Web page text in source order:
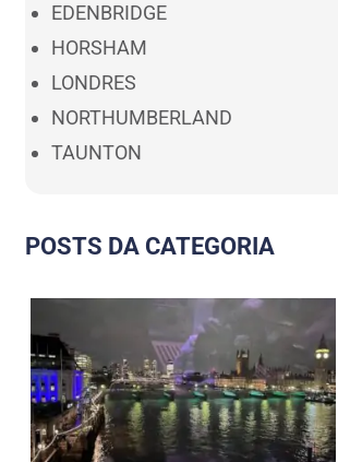
EDENBRIDGE
HORSHAM
LONDRES
NORTHUMBERLAND
TAUNTON
POSTS DA CATEGORIA